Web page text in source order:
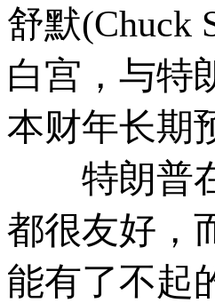
舒默(Chuck
白宫，与特
本财年长期
特朗普在
都很友好，
能有了不起